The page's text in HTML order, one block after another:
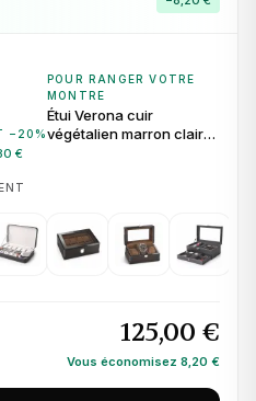
− 20 %
€
POUR RANGER VOTRE
MONTRE
Étui Verona cuir
végétalien marron clair
125,00 €
Vous économisez 8,20 €